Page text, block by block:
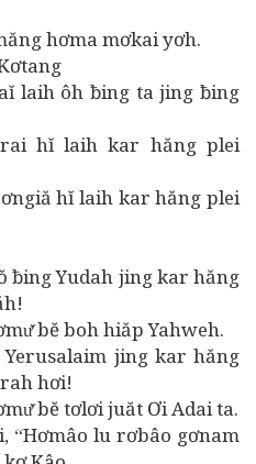
hơma mơkai yơh.
ôh ƀing ta jing ƀing
hĭ laih kar hăng plei
hĭ laih kar hăng plei
ƀing Yudah jing kar hăng
bĕ boh hiăp Yahweh.
jing kar hăng
hơi!
bĕ tơlơi juăt Ơi Adai ta.
“Hơmâo lu rơbâo gơnam